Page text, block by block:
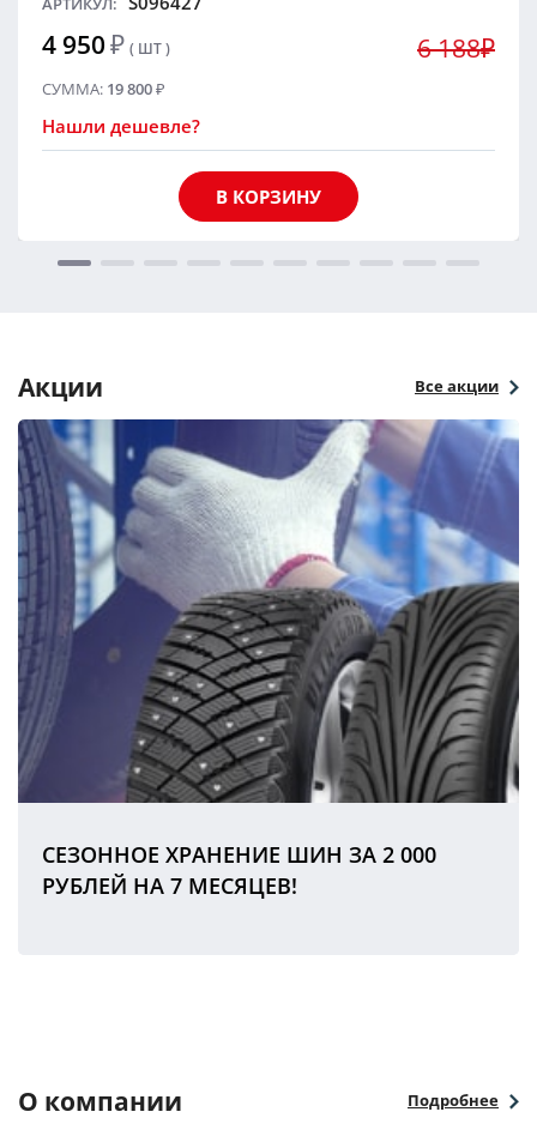
4 950₽ ( ШТ ) 6 188₽
СУММА: 19 800₽
Нашли дешевле?
В КОРЗИНУ
Акции Все акции
СЕЗОННОЕ ХРАНЕНИЕ ШИН ЗА 2 000
РУБЛЕЙ НА 7 МЕСЯЦЕВ!
О компании Подробнее